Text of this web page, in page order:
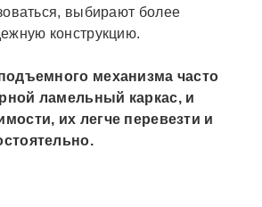
выбирают более
конструкцию.
механизма часто
ламельный каркас, и
их легче перевезти и